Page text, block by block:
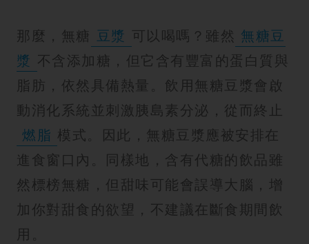
那麼，無糖 豆漿 可以喝嗎？雖然 無糖豆
漿 不含添加糖，但它含有豐富的蛋白質與
脂肪，依然具備熱量。飲用無糖豆漿會啟
動消化系統並刺激胰島素分泌，從而終止
燃脂 模式。因此，無糖豆漿應被安排在
進食窗口內。同樣地，含有代糖的飲品雖
然標榜無糖，但甜味可能會誤導大腦，增
加你對甜食的欲望，不建議在斷食期間飲
用。